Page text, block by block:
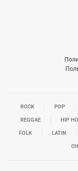
ROCK POP
REGGAE HIP
FOLK LATIN